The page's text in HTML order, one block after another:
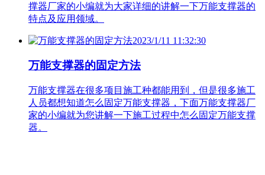
撑器厂家的小编就为大家详细的讲解一下万能支撑器的
特点及应用领域。
2023/1/11 11:32:30
万能支撑器的固定方法
万能支撑器在很多项目施工种都能用到，但是很多施工
人员都想知道怎么固定万能支撑器，下面万能支撑器厂
家的小编就为您讲解一下施工过程中怎么固定万能支撑
器。